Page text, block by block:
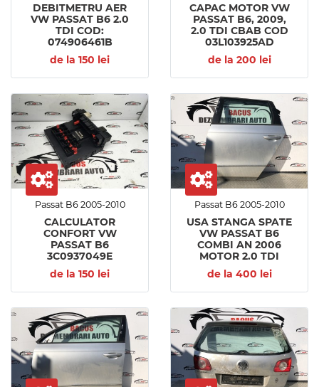
DEBITMETRU AER
VW PASSAT B6 2.0
TDI COD:
074906461B
de la 150 lei
CAPAC MOTOR VW
PASSAT B6, 2009,
2.0 TDI CBAB COD
03L103925AD
de la 200 lei
Passat B6 2005-2010
CALCULATOR
CONFORT VW
PASSAT B6
3C0937049E
de la 150 lei
Passat B6 2005-2010
USA STANGA SPATE
VW PASSAT B6
COMBI AN 2006
MOTOR 2.0 TDI
de la 400 lei